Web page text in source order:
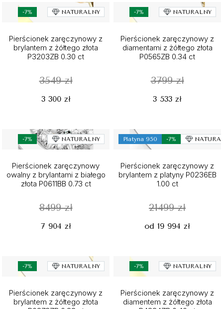
-7% NATURALNY
Pierścionek zaręczynowy z
brylantem z żółtego złota
P3203ZB 0.30 ct
3549 zł
3 300 zł
-7% NATURALNY
Pierścionek zaręczynowy z
diamentami z żółtego złota
P0565ZB 0.34 ct
3799 zł
3 533 zł
-7% NATURALNY
Pierścionek zaręczynowy
owalny z brylantami z białego
złota P0611BB 0.73 ct
8499 zł
7 904 zł
Platyna 950 -7%
Pierścionek zaręczynowy z
brylantem z platyny P0236EB
1.00 ct
21499 zł
od 19 994 zł
-7% NATURALNY
Pierścionek zaręczynowy z
brylantem z żółtego złota
-7% NATURALNY
Pierścionek zaręczynowy z
diamentem z żółtego złota